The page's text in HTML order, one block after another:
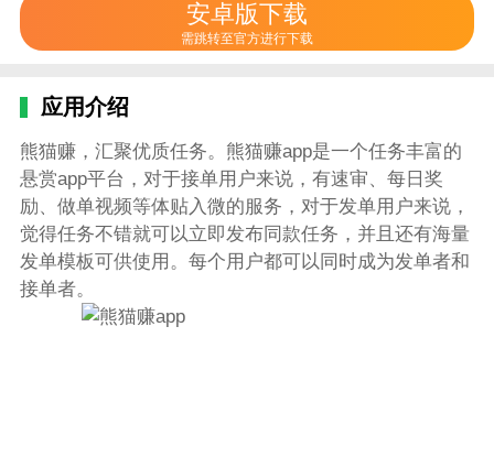
安卓版下载
需跳转至官方进行下载
应用介绍
熊猫赚，汇聚优质任务。熊猫赚app是一个任务丰富的
悬赏app平台，对于接单用户来说，有速审、每日奖
励、做单视频等体贴入微的服务，对于发单用户来说，
觉得任务不错就可以立即发布同款任务，并且还有海量
发单模板可供使用。每个用户都可以同时成为发单者和
接单者。